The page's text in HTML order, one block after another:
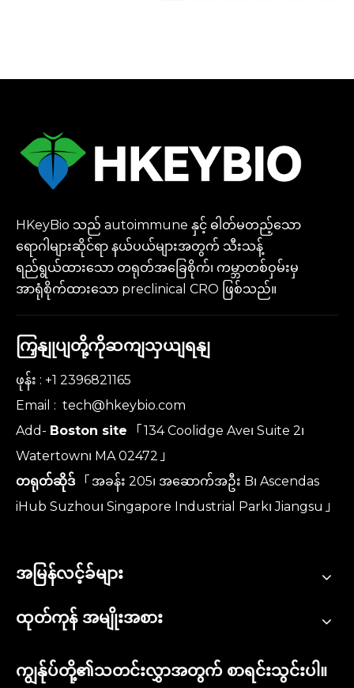
HKeyBio သည် autoimmune နှင့် ဓါတ်မတည့်သော
ရောဂါများဆိုင်ရာ နယ်ပယ်များအတွက် သီးသန့်
ရည်ရွယ်ထားသော တရုတ်အခြေစိုက်၊ ကမ္ဘာတစ်ဝှမ်းမှ
အာရုံစိုက်ထားသော preclinical CRO ဖြစ်သည်။
ကြှနျုပျတို့ကိုဆကျသှယျရနျ
ဖုန်း : +1 2396821165
Email : tech@hkeybio.com
Add- Boston site
「134 Coolidge Ave၊ Suite 2၊
Watertown၊ MA 02472」
တရုတ်ဆိုဒ်
「အခန်း 205၊ အဆောက်အဦး B၊ Ascendas
iHub Suzhou၊ Singapore Industrial Park၊ Jiangsu」
အမြန်လင့်ခ်များ
ထုတ်ကုန် အမျိုးအစား
ကျွန်ုပ်တို့၏သတင်းလွှာအတွက် စာရင်းသွင်းပါ။